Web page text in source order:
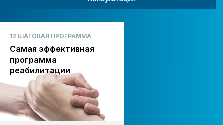
12 ШАГОВАЯ ПРОГРАММА
Самая эффективная
программа
реабилитации